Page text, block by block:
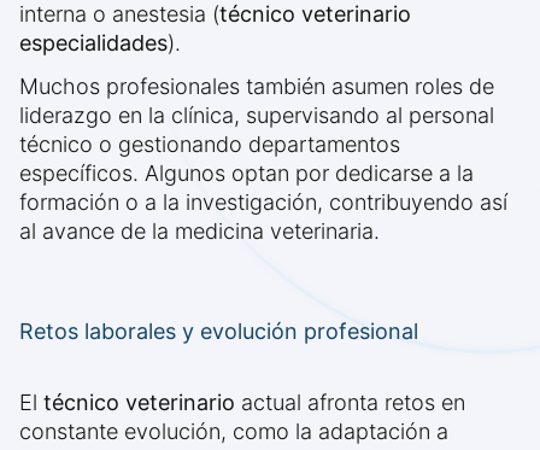
interna o anestesia (técnico veterinario
especialidades).
Muchos profesionales también asumen roles de
liderazgo en la clínica, supervisando al personal
técnico o gestionando departamentos
específicos. Algunos optan por dedicarse a la
formación o a la investigación, contribuyendo así
al avance de la medicina veterinaria.
Retos laborales y evolución profesional
El técnico veterinario actual afronta retos en
constante evolución, como la adaptación a